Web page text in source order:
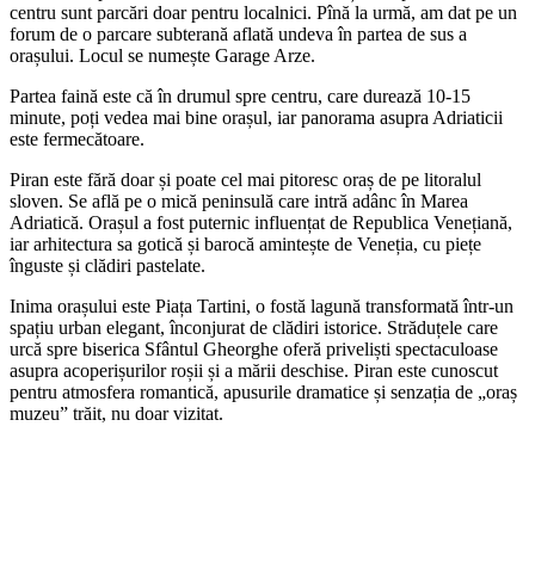
centru sunt parcări doar pentru localnici. Pînă la urmă, am dat pe un
forum de o parcare subterană aflată undeva în partea de sus a
orașului. Locul se numește Garage Arze.
Partea faină este că în drumul spre centru, care durează 10-15
minute, poți vedea mai bine orașul, iar panorama asupra Adriaticii
este fermecătoare.
Piran este fără doar și poate cel mai pitoresc oraș de pe litoralul
sloven. Se află pe o mică peninsulă care intră adânc în Marea
Adriatică. Orașul a fost puternic influențat de Republica Venețiană,
iar arhitectura sa gotică și barocă amintește de Veneția, cu piețe
înguste și clădiri pastelate.
Inima orașului este Piața Tartini, o fostă lagună transformată într-un
spațiu urban elegant, înconjurat de clădiri istorice. Străduțele care
urcă spre biserica Sfântul Gheorghe oferă priveliști spectaculoase
asupra acoperișurilor roșii și a mării deschise. Piran este cunoscut
pentru atmosfera romantică, apusurile dramatice și senzația de „oraș
muzeu” trăit, nu doar vizitat.